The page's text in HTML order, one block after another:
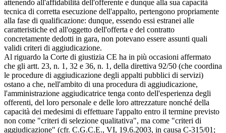
attenendo all'affidabilità dell'offerente e dunque alla sua capacità
tecnica di corretta esecuzione dell'appalto, pertengono propriamente
alla fase di qualificazione: dunque, essendo essi estranei alle
caratteristiche ed all'oggetto dell'offerta e del contratto
concretamente dedotti in gara, non potevano essere assunti quali
validi criteri di aggiudicazione.
Al riguardo la Corte di giustizia CE ha in più occasioni affermato
che gli artt. 23, n. 1, 32 e 36, n. 1, della direttiva 92/50 (che coordina
le procedure di aggiudicazione degli appalti pubblici di servizi)
ostano a che, nell'ambito di una procedura di aggiudicazione,
l'amministrazione aggiudicatrice tenga conto dell'esperienza degli
offerenti, del loro personale e delle loro attrezzature nonché della
capacità dei medesimi di effettuare l'appalto entro il termine previsto
non come "criteri di selezione qualitativa", ma come "criteri di
aggiudicazione" (cfr. C.G.C.E., VI, 19.6.2003, in causa C-315/01;